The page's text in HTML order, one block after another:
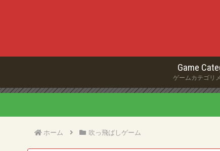
Game
ゲームカテゴリ
ホーム 吹っ飛ばしゲーム